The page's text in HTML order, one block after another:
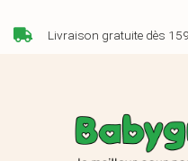
Livraison gratuite dès